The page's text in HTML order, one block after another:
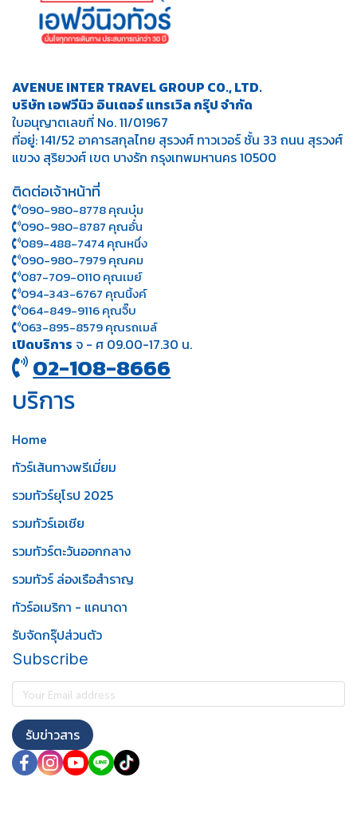
AVENUE INTER TRAVEL GROUP CO., LTD.
บริษัท เอฟวีนิว อินเตอร์ แทรเวิล กรุ๊ป จำกัด
ใบอนุญาตเลขที่ No. 11/01967
ที่อยู่: 141/52 อาคารสกุลไทย สุรวงศ์ ทาวเวอร์ ชั้น 33 ถนน สุรวงศ์
แขวง สุริยวงศ์ เขต บางรัก กรุงเทพมหานคร 10500
ติดต่อเจ้าหน้าที่
090-980-8778 คุณบุ๋ม
090-980-8787 คุณอั๋น
089-488-7474 คุณหนึ่ง
090-980-7979 คุณคม
087-709-0110 คุณเมย์
094-343-6767 คุณนิ้งค์
064-849-9116 คุณจิ๊บ
063-895-8 579คุณรถเมล์
เปิดบริการ จ - ศ 09.00-17.30 น.
02-108-8666
บริการ
Home
ทัวร์เส้นทางพรีเมี่ยม
รวมทัวร์ยุโรป 2025
รวมทัวร์เอเชีย
รวมทัวร์ตะวันออกกลาง
รวมทัวร์ ล่องเรือสำราญ
ทัวร์อเมริกา - แคนาดา
รับจัดกรุ๊ปส่วนตัว
Subscribe
รับข่าวสาร